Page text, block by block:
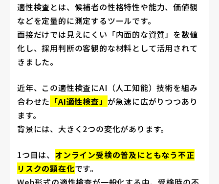
適性検査とは、候補者の性格特性や能力、価値観
などを定量的に測定するツールです。
面接だけでは見えにくい「内面的な資質」を数値
化し、採用判断の客観的な材料として活用されて
きました。
近年、この適性検査にAI（人工知能）技術を組み
合わせた 「AI適性検査」 が急速に広がりつつあり
ます。
背景には、大きく2つの変化があります。
1つ目は、 オンライン受検の普及にともなう不正
リスクの顕在化です。